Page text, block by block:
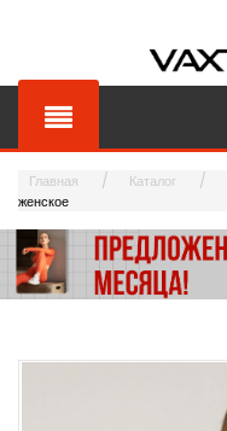
Главная Каталог
женское